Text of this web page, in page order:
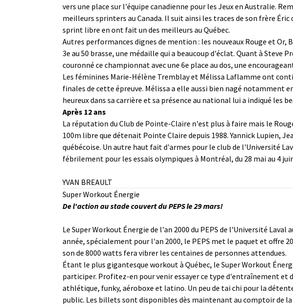
vers une place sur l'équipe canadienne pour les Jeux en Australie.
meilleurs sprinters au Canada. Il suit ainsi les traces de son frère
sprint libre en ont fait un des meilleurs au Québec.
Autres performances dignes de mention : les nouveaux Rouge et
3e au 50 brasse, une médaille qui a beaucoup d'éclat. Quant à
couronné ce championnat avec une 6e place au dos, une
Les féminines Marie-Hélène Tremblay et Mélissa Laflamme ont
finales de cette épreuve. Mélissa a elle aussi bien nagé
heureux dans sa carrière et sa présence au national lui a indiqué les
Après 12 ans
La réputation du Club de Pointe-Claire n'est plus à faire mais le
100m libre que détenait Pointe Claire depuis 1988. Yannick Lupien,
québécoise. Un autre haut fait d'armes pour le club de l'Université
fébrilement pour les essais olympiques à Montréal, du 28 mai au 4
YVAN BREAULT
Super Workout Énergie
De l'action au stade couvert du PEPS le 29 mars!
Le Super Workout Énergie de l'an 2000 du PEPS de l'Université
année, spécialement pour l'an 2000, le PEPS met le paquet et offre
son de 8000 watts fera vibrer les centaines de personnes attendues.
Étant le plus gigantesque workout à Québec, le Super Workout
participer. Profitez-en pour venir essayer ce type d'entraînement et
athlétique, funky, aéroboxe et latino. Un peu de tai chi pour la
public. Les billets sont disponibles dès maintenant au comptoir de la